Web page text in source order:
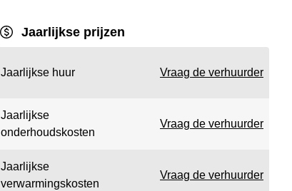
Jaarlijkse prijzen
Jaarlijkse huur Vraag de verhuurder
Jaarlijkse
onderhoudskosten
Vraag de verhuurder
Jaarlijkse
verwarmingskosten
Vraag de verhuurder